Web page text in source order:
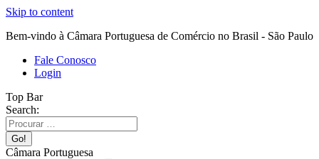
Skip to content
Bem-vindo à Câmara Portuguesa de Comércio no Brasil - São Paulo
Fale Conosco
Login
Top Bar
Search:
Câmara Portuguesa